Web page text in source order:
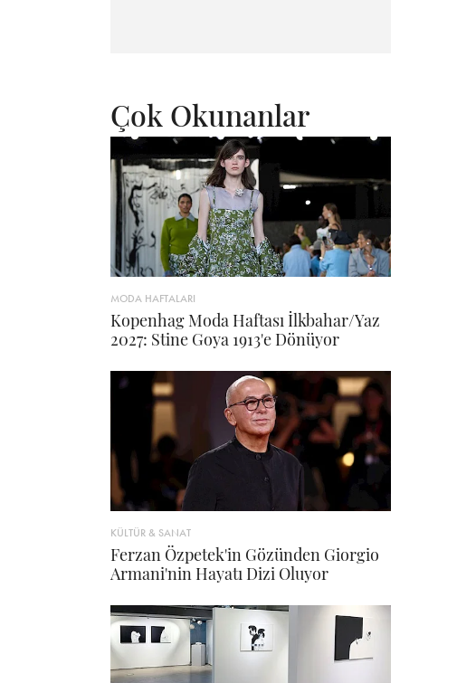
Çok Okunanlar
MODA HAFTALARI
Kopenhag Moda Haftası İlkbahar/Yaz
2027: Stine Goya 1913'e Dönüyor
KÜLTÜR & SANAT
Ferzan Özpetek'in Gözünden Giorgio
Armani'nin Hayatı Dizi Oluyor